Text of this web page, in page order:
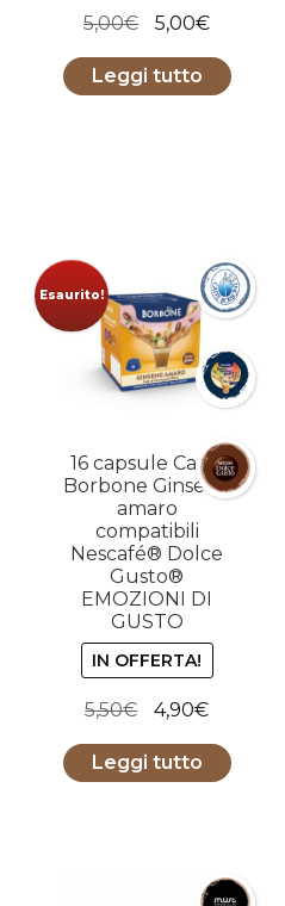
5,00€
prezzo
originale
5,00€Il
prezzo
attuale
Leggi tutto
Esaurito!
16 capsule Caffe
Borbone Ginseng
amaro
compatibili
Nescafé® Dolce
Gusto®
EMOZIONI DI
GUSTO
IN OFFERTA!
5,50€
prezzo
originale
4,90€Il
prezzo
attuale
Leggi tutto